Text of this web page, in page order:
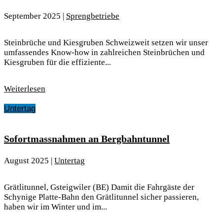
September 2025 | Sprengbetriebe
Steinbrüche und Kiesgruben Schweizweit setzen wir unser
umfassendes Know-how in zahlreichen Steinbrüchen und
Kiesgruben für die effiziente...
Weiterlesen
Untertag
Sofortmassnahmen an Bergbahntunnel
August 2025 | Untertag
Grätlitunnel, Gsteigwiler (BE) Damit die Fahrgäste der
Schynige Platte-Bahn den Grätlitunnel sicher passieren,
haben wir im Winter und im...